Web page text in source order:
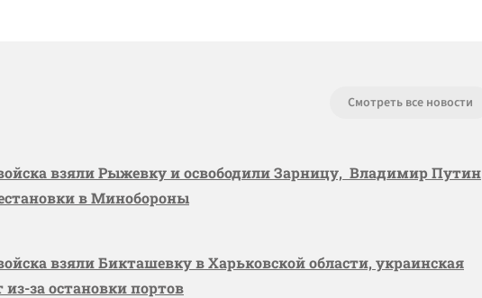
Смотреть все новости
взяли Рыжевку и освободили Зарницу, Владимир Путин
в Минобороны
взяли Бикташевку в Харьковской области, украинская
за остановки портов